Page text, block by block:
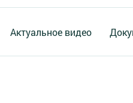
Актуальное видео